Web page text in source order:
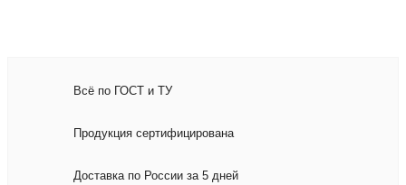
Всё по ГОСТ и ТУ
Продукция сертифицирована
Доставка по России за 5 дней